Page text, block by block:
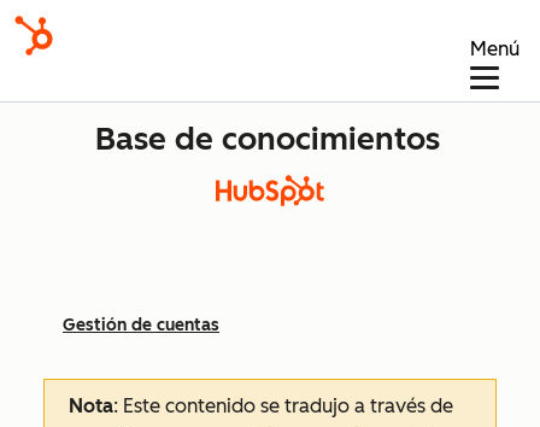
Menú
Base de conocimientos
Gestión de cuentas
Nota: Este contenido se tradujo a través de